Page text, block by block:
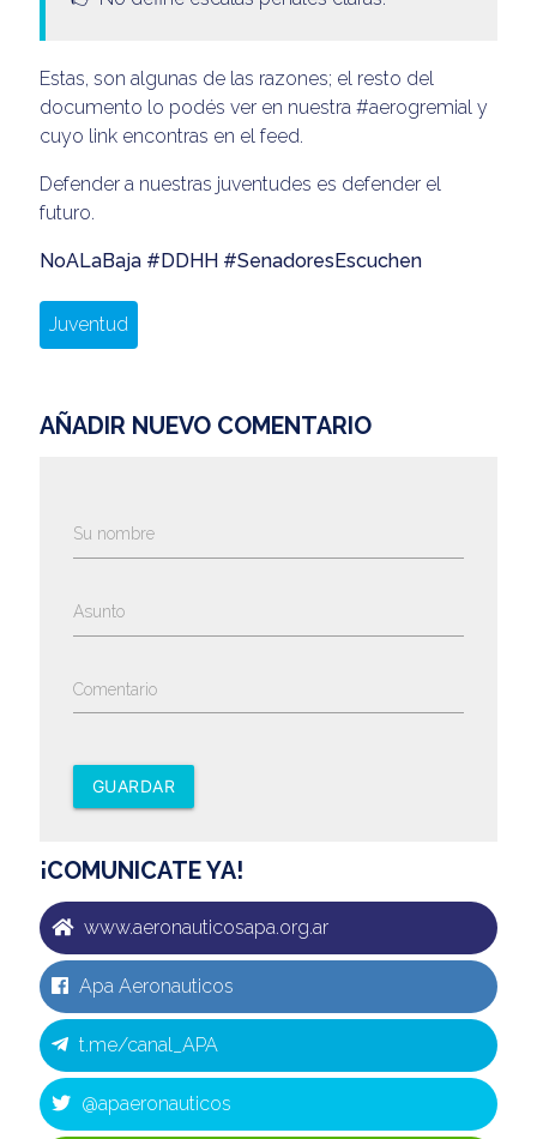
Estas, son algunas de las razones; el resto del
documento lo podés ver en nuestra #aerogremial y
cuyo link encontras en el feed.
Defender a nuestras juventudes es defender el
futuro.
NoALaBaja #DDHH #SenadoresEscuchen
Juventud
AÑADIR NUEVO COMENTARIO
Su nombre
Asunto
Comentario
GUARDAR
¡COMUNICATE YA!
www.aeronauticosapa.org.ar
Apa Aeronauticos
t.me/canal_APA
@apaeronauticos